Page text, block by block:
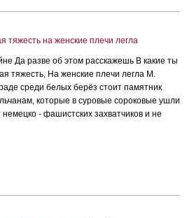
тяжесть на женские плечи легла
Да разве об этом расскажешь В какие ты
тяжесть, На женские плечи легла М.
среди белых берёз стоит памятник
которые в суровые сороковые ушли
- фашистских захватчиков и не